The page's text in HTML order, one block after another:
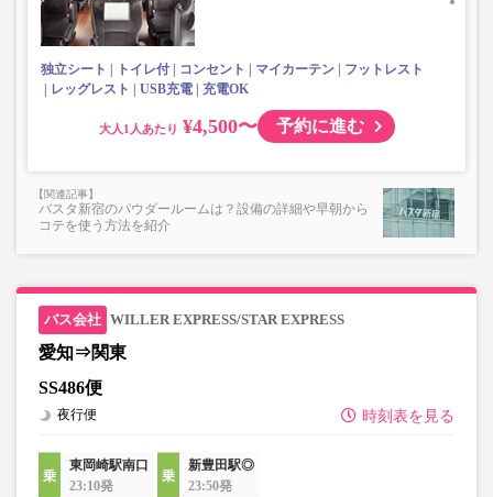
物、壊れ物、危険物、貴重品、ペット、
上記「トランクにてお預かりできる荷物」の条件を満たさ
独立シート トイレ付 コンセント マイカーテン
フットレスト
レッグレスト
USB充電 充電OK
大人 ¥4,500〜 予約に進む
バスタ新宿のパウダールームは？設備の詳細や早朝から
コテを使う方法を紹介
WILLER EXPRESS/STAR EXPRESS
愛知⇒関東
SS486便
時刻表を見る
夜行便
東岡崎駅南口
23:10発
新豊田駅◎
23:50発